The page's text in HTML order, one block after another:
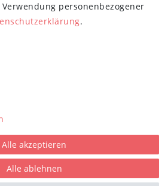
Daten­schutz­erklärung
ich jederzeit widerrufen.**
personenbezogener
.
Alle akzeptieren
Alle ablehnen